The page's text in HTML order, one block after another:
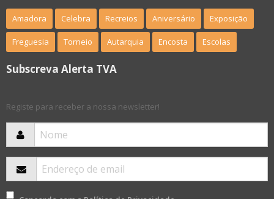
Amadora Celebra Recreios Aniversário Exposição
Freguesia Torneio Autarquia Encosta Escolas
Subscreva Alerta TVA
Registe para receber a nossa newsletter!